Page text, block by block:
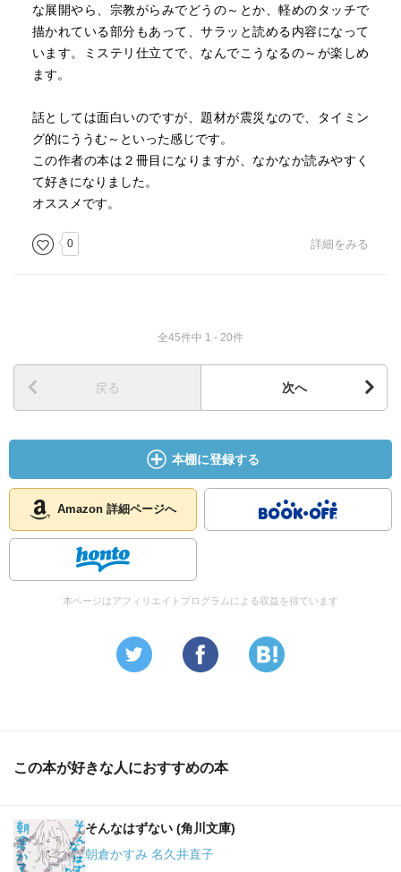
な展開やら、宗教がらみでどうの～とか、軽めのタッチで
描かれている部分もあって、サラッと読める内容になって
います。ミステリ仕立てで、なんでこうなるの～が楽しめ
ます。
話としては面白いのですが、題材が震災なので、タイミン
グ的にううむ～といった感じです。
この作者の本は２冊目になりますが、なかなか読みやすく
て好きになりました。
オススメです。
0 詳細をみる
全45件中 1 - 20件
戻る 次へ
本棚に登録する
Amazon 詳細ページへ
本ページはアフィリエイトプログラムによる収益を得ています
この本が好きな人におすすめの本
そんなはずない (角川文庫)
朝倉かすみ 名久井直子